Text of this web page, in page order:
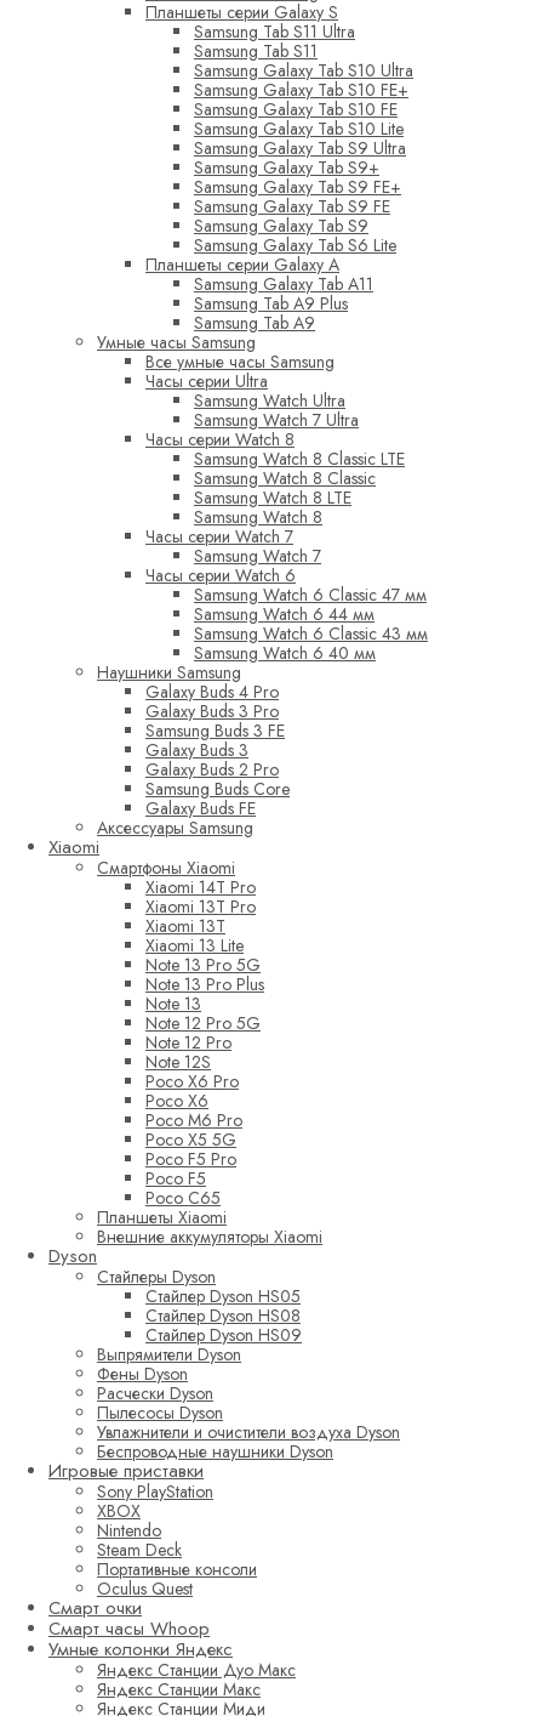
Планшеты серии Galaxy S
Samsung Tab S11 Ultra
Samsung Tab S11
Samsung Galaxy Tab S10 Ultra
Samsung Galaxy Tab S10 FE+
Samsung Galaxy Tab S10 FE
Samsung Galaxy Tab S10 Lite
Samsung Galaxy Tab S9 Ultra
Samsung Galaxy Tab S9+
Samsung Galaxy Tab S9 FE+
Samsung Galaxy Tab S9 FE
Samsung Galaxy Tab S9
Samsung Galaxy Tab S6 Lite
Планшеты серии Galaxy A
Samsung Galaxy Tab A11
Samsung Tab A9 Plus
Samsung Tab A9
Умные часы Samsung
Все умные часы Samsung
Часы серии Ultra
Samsung Watch Ultra
Samsung Watch 7 Ultra
Часы серии Watch 8
Samsung Watch 8 Classic LTE
Samsung Watch 8 Classic
Samsung Watch 8 LTE
Samsung Watch 8
Часы серии Watch 7
Samsung Watch 7
Часы серии Watch 6
Samsung Watch 6 Classic 47 мм
Samsung Watch 6 44 мм
Samsung Watch 6 Classic 43 мм
Samsung Watch 6 40 мм
Наушники Samsung
Galaxy Buds 4 Pro
Galaxy Buds 3 Pro
Samsung Buds 3 FE
Galaxy Buds 3
Galaxy Buds 2 Pro
Samsung Buds Core
Galaxy Buds FE
Аксессуары Samsung
Xiaomi
Смартфоны Xiaomi
Xiaomi 14T Pro
Xiaomi 13T Pro
Xiaomi 13T
Xiaomi 13 Lite
Note 13 Pro 5G
Note 13 Pro Plus
Note 13
Note 12 Pro 5G
Note 12 Pro
Note 12S
Poco X6 Pro
Poco X6
Poco M6 Pro
Poco X5 5G
Poco F5 Pro
Poco F5
Poco C65
Планшеты Xiaomi
Внешние аккумуляторы Xiaomi
Dyson
Стайлеры Dyson
Стайлер Dyson HS05
Стайлер Dyson HS08
Стайлер Dyson HS09
Выпрямители Dyson
Фены Dyson
Расчески Dyson
Пылесосы Dyson
Увлажнители и очистители воздуха Dyson
Беспроводные наушники Dyson
Игровые приставки
Sony PlayStation
XBOX
Nintendo
Steam Deck
Портативные консоли
Oculus Quest
Смарт очки
Смарт часы Whoop
Умные колонки Яндекс
Яндекс Станции Дуо Макс
Яндекс Станции Макс
Яндекс Станции Миди